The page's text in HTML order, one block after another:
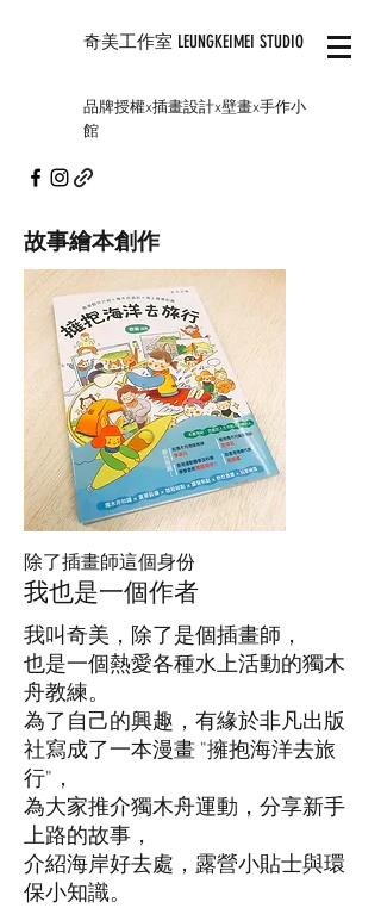
奇美工作室 LEUNGKEIMEI STUDIO
品牌授權x插畫設計x壁畫x手作小
館
故事繪本創作
除了插畫師這個身份
我也是一個作者
我叫奇美，除了是個插畫師，
也是一個熱愛各種水上活動的獨木
舟教練。
為了自己的興趣，有緣於非凡出版
社寫成了一本漫畫 "擁抱海洋去旅
行"，
為大家推介獨木舟運動，分享新手
上路的故事，
介紹海岸好去處，露營小貼士與環
保小知識。